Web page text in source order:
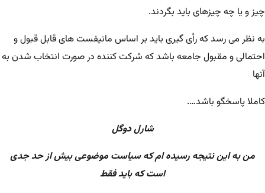
چیز و یا چه چیزهای باید بگردند.
به نظر می رسد که رأی گیری باید بر اساس مانیفست های قابل قبول و
احتمالی و مقبول جامعه باشد که شرکت کننده در صورت انتخاب شدن به
آنها
کاملا پاسخگو باشد….
شارل دوگل
من به این نتیجه رسیده ام که سیاست موضوعی بیش از حد جدی
است که باید فقط